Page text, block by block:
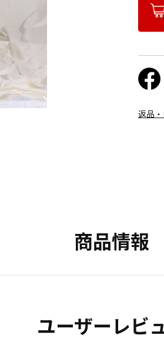
返品
商品情報
ユーザーレビ